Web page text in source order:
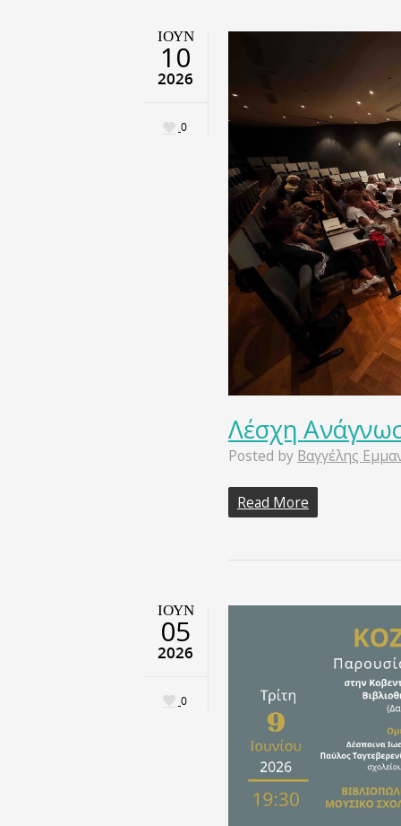
ΙΟΎΝ
10
2026
0
Λέσχη
Posted by Βαγγέλης
Read More
ΙΟΎΝ
05
2026
0